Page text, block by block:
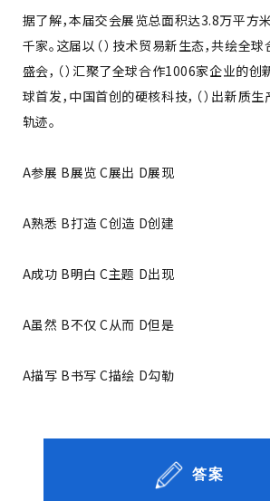
据了解，本届交会展览总面积达3.8万平方米
千家。这届以（ ）技术贸易新生态，共绘全球
盛会，（ ）汇聚了全球合作1006家企业的创
球首发，中国首创的硬核科技，（ ）出新质
轨迹。
A参展 B展览 C展出 D展现
A熟悉 B打造 C创造 D创建
A成功 B明白 C主题 D出现
A虽然 B不仅 C从而 D但是
A描写 B书写 C描绘 D勾勒
答案